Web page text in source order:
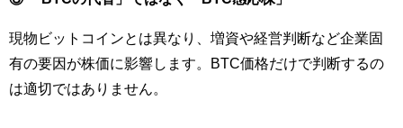
現物ビットコインとは異なり、増資や経営判断など企業固
有の要因が株価に影響します。BTC価格だけで判断するの
は適切ではありません。